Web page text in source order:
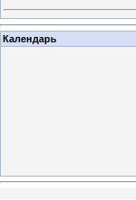
Календарь